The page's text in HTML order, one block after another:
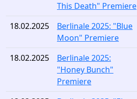
This Death" Premiere
18.02.2025
Berlinale 2025: "Blue
Moon" Premiere
18.02.2025
Berlinale 2025:
"Honey Bunch"
Premiere